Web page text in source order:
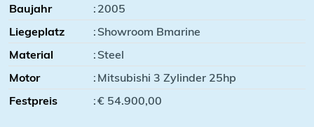
Baujahr
: 2005
Liegeplatz
: Showroom Bmarine
Material
: Steel
Motor
: Mitsubishi 3 Zylinder 25hp
Festpreis
:€ 54.900,00